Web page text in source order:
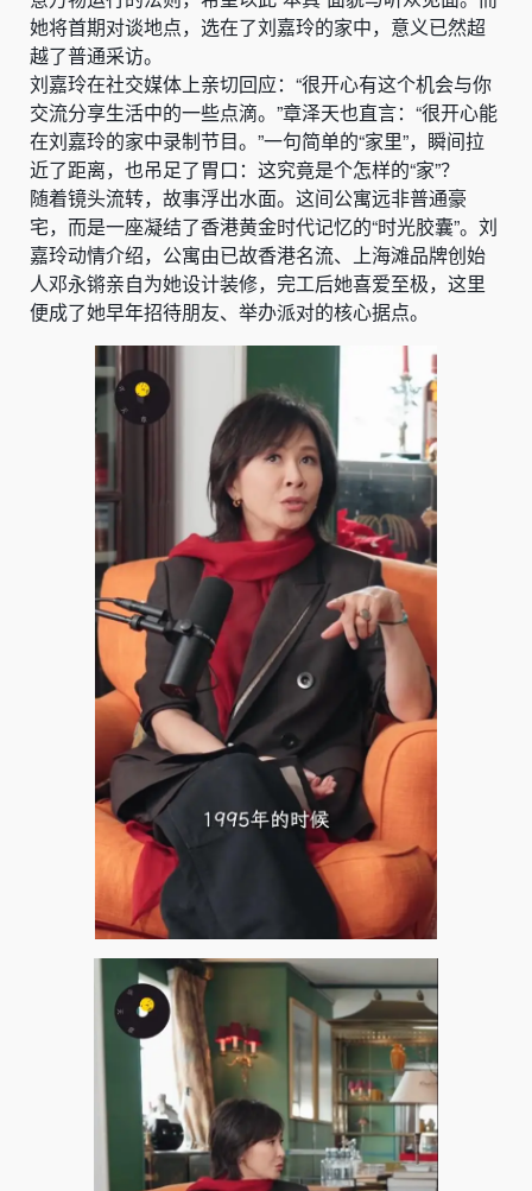
她将首期对谈地点，选在了刘嘉玲的家中，意义已然超
越了普通采访。
刘嘉玲在社交媒体上亲切回应：“很开心有这个机会与你
交流分享生活中的一些点滴。”章泽天也直言：“很开心能
在刘嘉玲的家中录制节目。”一句简单的“家里”，瞬间拉
近了距离，也吊足了胃口：这究竟是个怎样的“家”？
随着镜头流转，故事浮出水面。这间公寓远非普通豪
宅，而是一座凝结了香港黄金时代记忆的“时光胶囊”。刘
嘉玲动情介绍，公寓由已故香港名流、上海滩品牌创始
人邓永锵亲自为她设计装修，完工后她喜爱至极，这里
便成了她早年招待朋友、举办派对的核心据点。